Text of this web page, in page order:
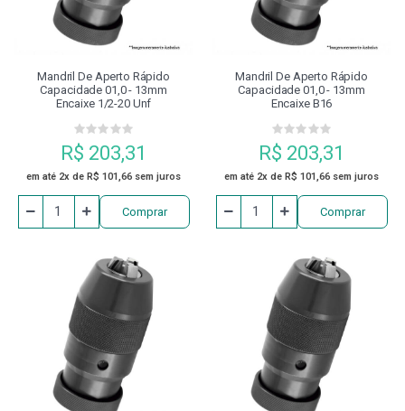
Mandril De Aperto Rápido
Capacidade 01,0 - 13mm
Encaixe 1/2-20 Unf
R$ 203,31
em até 2x de R$ 101,66 sem juros
Comprar
Mandril De Aperto Rápido
Capacidade 01,0 - 13mm
Encaixe B16
R$ 203,31
em até 2x de R$ 101,66 sem juros
Comprar